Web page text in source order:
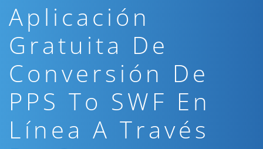
Aplicación
Gratuita De
Conversión De
PPS To SWF En
Línea A Través